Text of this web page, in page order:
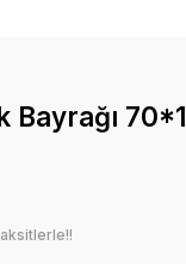
Bayrağı